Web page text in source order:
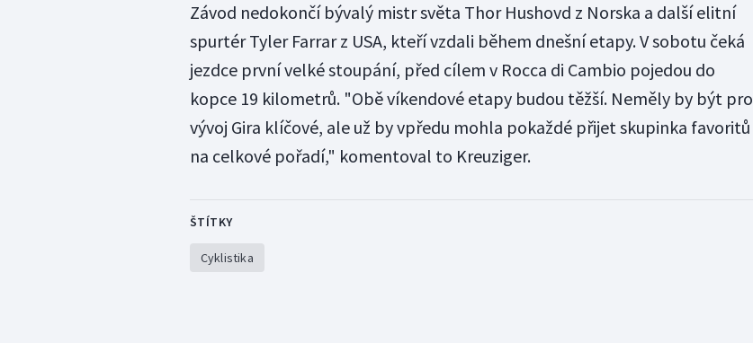
Závod nedokončí bývalý mistr světa Thor Hushovd z Norska a další elitní
spurtér Tyler Farrar z USA, kteří vzdali během dnešní etapy. V sobotu čeká
jezdce první velké stoupání, před cílem v Rocca di Cambio pojedou do
kopce 19 kilometrů. "Obě víkendové etapy budou těžší. Neměly by být pro
vývoj Gira klíčové, ale už by vpředu mohla pokaždé přijet skupinka favoritů
na celkové pořadí," komentoval to Kreuziger.
ŠTÍTKY
Cyklistika